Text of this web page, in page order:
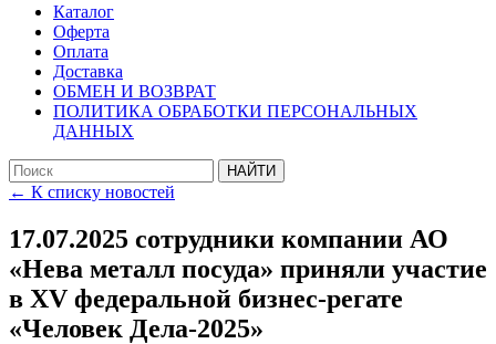
Каталог
Оферта
Оплата
Доставка
ОБМЕН И ВОЗВРАТ
ПОЛИТИКА ОБРАБОТКИ ПЕРСОНАЛЬНЫХ
ДАННЫХ
← К списку новостей
17.07.2025 сотрудники компании АО
«Нева металл посуда» приняли участие
в XV федеральной бизнес-регате
«Человек Дела-2025»